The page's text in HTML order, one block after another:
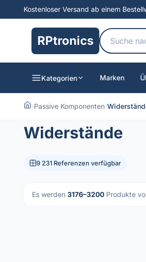
Kostenloser Versand ab einem
RPtronics
Kategorien Marken
›Passive Komponenten›
Widerstände
9 231 Referenzen verfügbar
Es werden 3176–3200 Produkte